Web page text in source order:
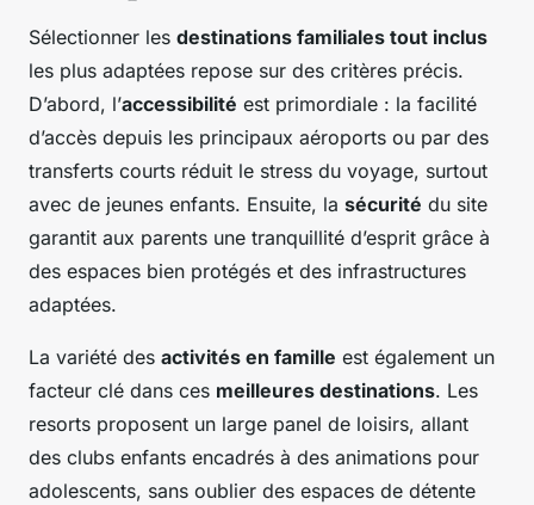
Sélectionner les destinations familiales tout inclus
les plus adaptées repose sur des critères précis.
D’abord, l’accessibilité est primordiale : la facilité
d’accès depuis les principaux aéroports ou par des
transferts courts réduit le stress du voyage, surtout
avec de jeunes enfants. Ensuite, la sécurité du site
garantit aux parents une tranquillité d’esprit grâce à
des espaces bien protégés et des infrastructures
adaptées.
La variété des activités en famille est également un
facteur clé dans ces meilleures destinations. Les
resorts proposent un large panel de loisirs, allant
des clubs enfants encadrés à des animations pour
adolescents, sans oublier des espaces de détente